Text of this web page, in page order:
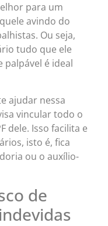
para um
avindo do
Ou seja,
tudo que ele
é ideal
ajudar nessa
vincular todo o
dele. Isso facilita e
isto é, fica
ou o auxílio-
de